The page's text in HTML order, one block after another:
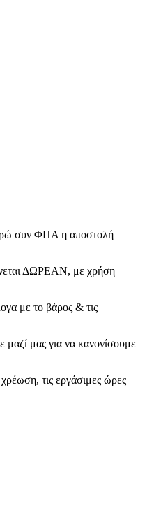
συν ΦΠΑ η αποστολή
ΔΩΡΕΑΝ, με χρήση
με το βάρος & τις
μας για να κανονίσουμε
τις εργάσιμες ώρες